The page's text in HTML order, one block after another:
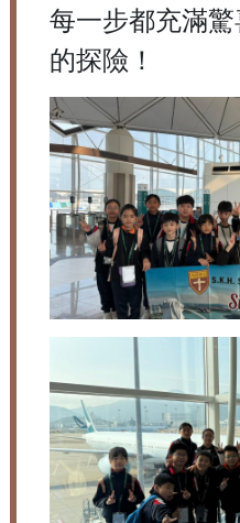
每一步都充滿
的探險！